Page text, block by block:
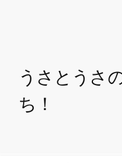
うさとうさ
ち！